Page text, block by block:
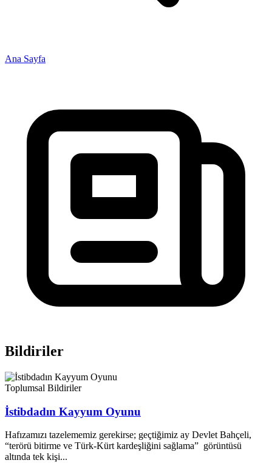
Ana Sayfa
Bildiriler
Toplumsal Bildiriler
İstibdadın Kayyum Oyunu
Hafızamızı tazelememiz gerekirse; geçtiğimiz ay Devlet Bahçeli,
“terörü bitirme ve Türk-Kürt kardeşliğini sağlama” görüntüsü
altında tek kişi...